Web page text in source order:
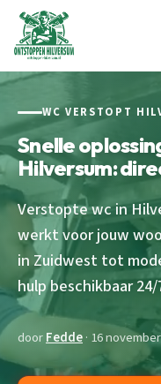
WC VERSTOPT
Snelle
Hilversum:
Verstopte wc in
werkt voor jouw
in Zuidwest tot
hulp beschikbaar 24/
doorFedde· 16